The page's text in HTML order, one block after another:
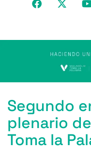
Segundo
plenario
Toma la